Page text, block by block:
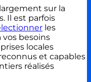
sur la
Il est parfois
les
vos besoins
locales
et capables
réalisés